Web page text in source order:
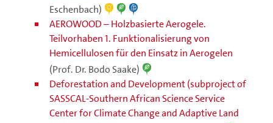
Eschenbach)
AEROWOOD – Holzbasierte Aerogele.
Teilvorhaben 1. Funktionalisierung von
Hemicellulosen für den Einsatz in Aerogelen
(Prof. Dr. Bodo Saake)
Deforestation and Development (subproject of
SASSCAL-Southern African Science Service
Center for Climate Change and Adaptive Land